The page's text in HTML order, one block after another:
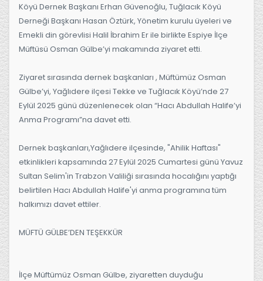
Köyü Dernek Başkanı Erhan Güvenoğlu, Tuğlacık Köyü
Derneği Başkanı Hasan Öztürk, Yönetim kurulu üyeleri ve
Emekli din görevlisi Halil İbrahim Er ile birlikte Espiye İlçe
Müftüsü Osman Gülbe’yi makamında ziyaret etti.
Ziyaret sırasında dernek başkanları , Müftümüz Osman
Gülbe’yi, Yağlıdere ilçesi Tekke ve Tuğlacık Köyü’nde 27
Eylül 2025 günü düzenlenecek olan “Hacı Abdullah Halife’yi
Anma Programı”na davet etti.
Dernek başkanları,Yağlıdere ilçesinde, "Ahilik Haftası"
etkinlikleri kapsamında 27 Eylül 2025 Cumartesi günü Yavuz
Sultan Selim'in Trabzon Valiliği sırasında hocalığını yaptığı
belirtilen Hacı Abdullah Halife'yi anma programına tüm
halkımızı davet ettiler.
MÜFTÜ GÜLBE’DEN TEŞEKKÜR
İlçe Müftümüz Osman Gülbe, ziyaretten duyduğu